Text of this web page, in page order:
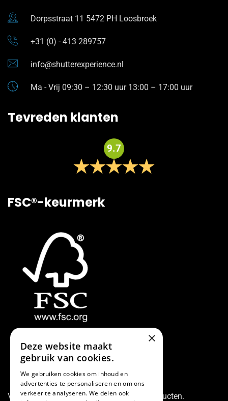
Dorpsstraat 11 5472 PH Loosbroek
+31 (0) - 413 289757
info@shutterexperience.nl
Ma - Vrij 09:30 – 12:30 uur 13:00 – 17:00 uur
Tevreden klanten
9.7
FSC®-keurmerk
Vraag naar onze FSC® gecertificeerde producten.
×
Deze website maakt
gebruik van cookies.
We gebruiken cookies om inhoud en
advertenties te personaliseren en om ons
verkeer te analyseren. We delen ook